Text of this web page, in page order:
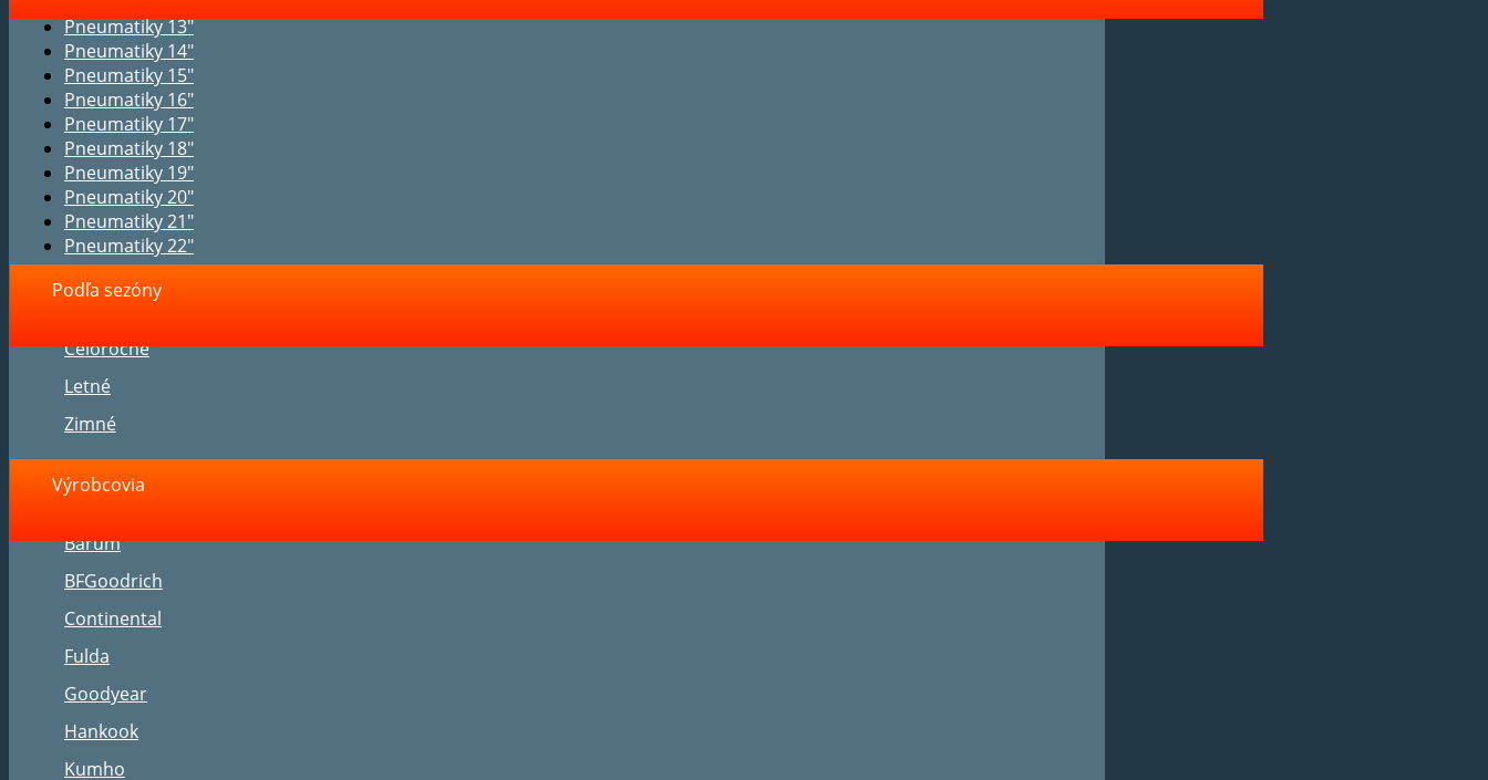
Pneumatiky 13"
Pneumatiky 14"
Pneumatiky 15"
Pneumatiky 16"
Pneumatiky 17"
Pneumatiky 18"
Pneumatiky 19"
Pneumatiky 20"
Pneumatiky 21"
Pneumatiky 22"
Podľa sezóny
Celoročné
Letné
Zimné
Výrobcovia
Barum
BFGoodrich
Continental
Fulda
Goodyear
Hankook
Kumho